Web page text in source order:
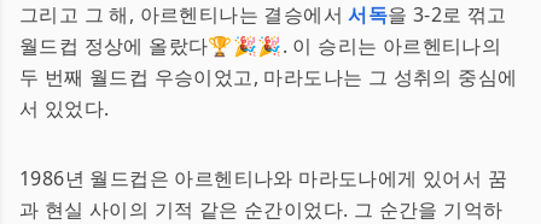
그리고 그 해, 아르헨티나는 결승에서서독을 3-2로 꺾고
월드컵 정상에 올랐다🏆🎉🎉. 이 승리는 아르헨티나의
두 번째 월드컵 우승이었고, 마라도나는 그 성취의 중심에
서 있었다.
1986년 월드컵은 아르헨티나와 마라도나에게 있어서 꿈
과 현실 사이의 기적 같은 순간이었다. 그 순간을 기억하